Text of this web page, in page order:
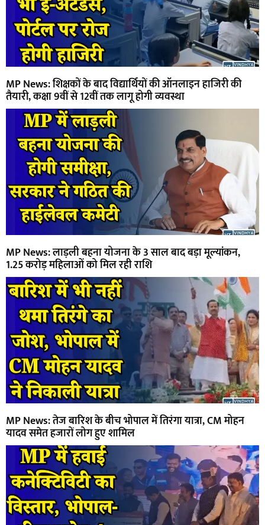
MP News: शिक्षकों के बाद विद्यार्थियों की ऑनलाइन हाजिरी की
तैयारी, कक्षा 9वीं से 12वीं तक लागू होगी व्यवस्था
MP News: लाड़ली बहना योजना के 3 साल बाद बड़ा मूल्यांकन,
1.25 करोड़ महिलाओं को मिल रही राशि
MP News: तेज बारिश के बीच भोपाल में तिरंगा यात्रा, CM मोहन
यादव समेत हजारों लोग हुए शामिल